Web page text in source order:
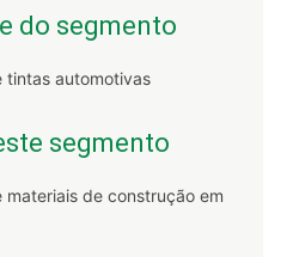
do segmento
tintas automotivas
segmento
de construção em